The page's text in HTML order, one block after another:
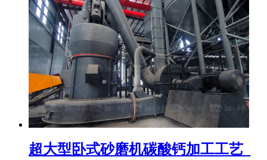
超大型卧式砂磨机碳酸钙加工工艺_